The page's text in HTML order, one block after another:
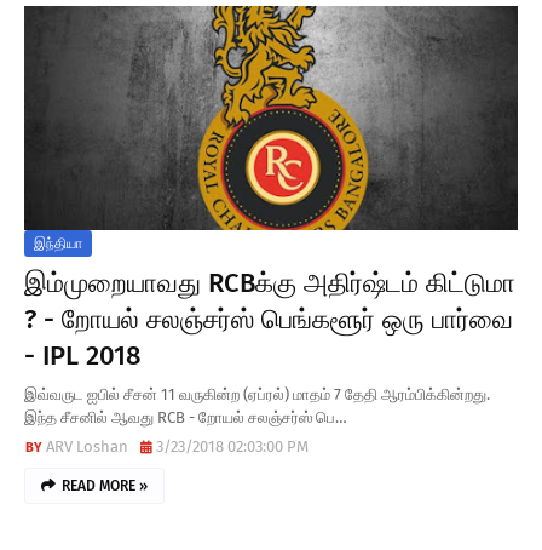
இந்தியா
இம்முறையாவது RCBக்கு அதிர்ஷ்டம் கிட்டுமா
? - றோயல் சலஞ்சர்ஸ் பெங்களூர் ஒரு பார்வை
- IPL 2018
இவ்வருட ஐபில் சீசன் 11 வருகின்ற (ஏப்ரல்) மாதம் 7 தேதி ஆரம்பிக்கின்றது.
இந்த சீசனில் ஆவது RCB - றோயல் சலஞ்சர்ஸ் பெ…
ARV Loshan
3/23/2018 02:03:00 PM
READ MORE »